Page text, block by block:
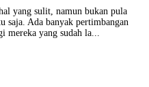
yang sulit, namun bukan pula
saja. Ada banyak pertimbangan
mereka yang sudah la...